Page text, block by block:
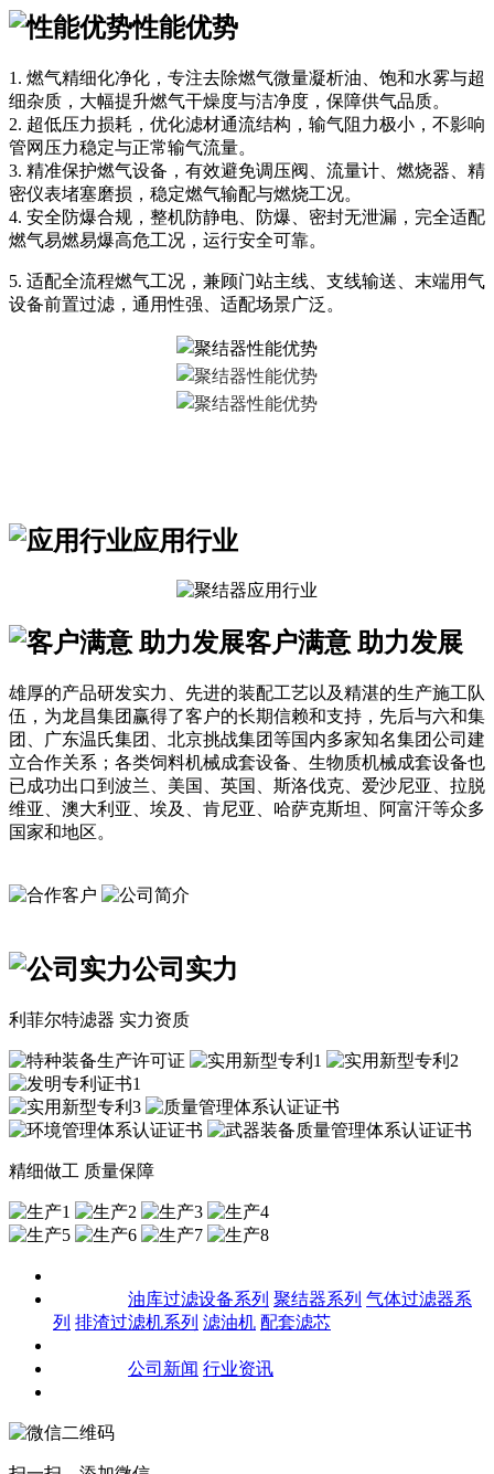
性能优势
1. 燃气精细化净化，专注去除燃气微量凝析油、饱和水雾与超
细杂质，大幅提升燃气干燥度与洁净度，保障供气品质。
2. 超低压力损耗，优化滤材通流结构，输气阻力极小，不影响
管网压力稳定与正常输气流量。
3. 精准保护燃气设备，有效避免调压阀、流量计、燃烧器、精
密仪表堵塞磨损，稳定燃气输配与燃烧工况。
4. 安全防爆合规，整机防静电、防爆、密封无泄漏，完全适配
燃气易燃易爆高危工况，运行安全可靠。
5. 适配全流程燃气工况，兼顾门站主线、支线输送、末端用气
设备前置过滤，通用性强、适配场景广泛。
应用行业
客户满意 助力发展
雄厚的产品研发实力、先进的装配工艺以及精湛的生产施工队
伍，为龙昌集团赢得了客户的长期信赖和支持，先后与六和集
团、广东温氏集团、北京挑战集团等国内多家知名集团公司建
立合作关系；各类饲料机械成套设备、生物质机械成套设备也
已成功出口到波兰、美国、英国、斯洛伐克、爱沙尼亚、拉脱
维亚、澳大利亚、埃及、肯尼亚、哈萨克斯坦、阿富汗等众多
国家和地区。
公司实力
利菲尔特滤器 实力资质
精细做工 质量保障
油库过滤设备系列 聚结器系列 气体过滤器系
列 排渣过滤机系列 滤油机 配套滤芯
公司新闻 行业资讯